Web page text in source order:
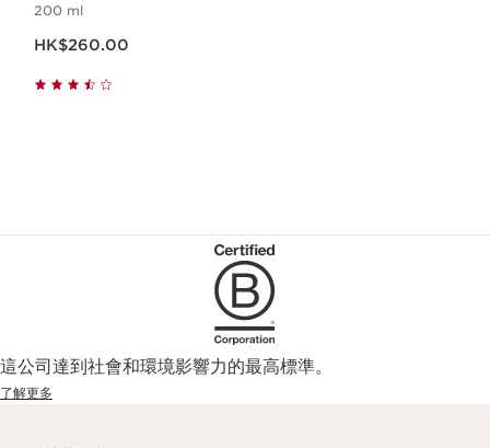
200 ml
HK$260.00
這公司達到社會和環境影響力的最高標準。
了解更多